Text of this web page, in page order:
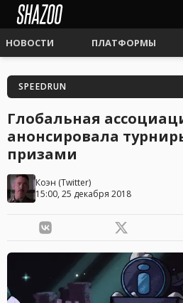
НОВОСТИ ПЛАТФОРМЫ
SPEEDRUN
Глобальная
анонсировала
призами
Коэн (Twitter)
15:00, 25 декабря 2018